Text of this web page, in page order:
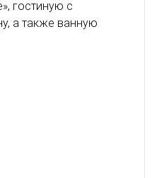
гостиную с
а также ванную